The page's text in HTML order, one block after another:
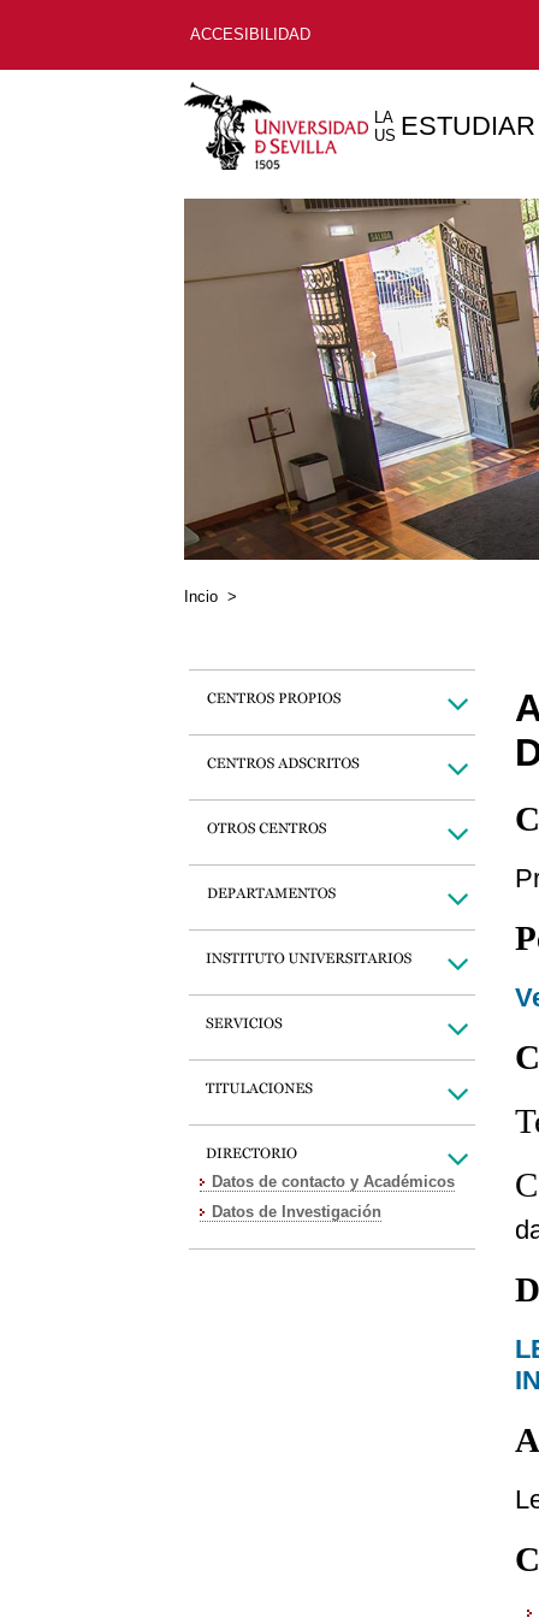
ACCESIBILIDAD
LA
US ESTUDIAR
Incio >
Datos de contacto y Académicos
Datos de Investigación